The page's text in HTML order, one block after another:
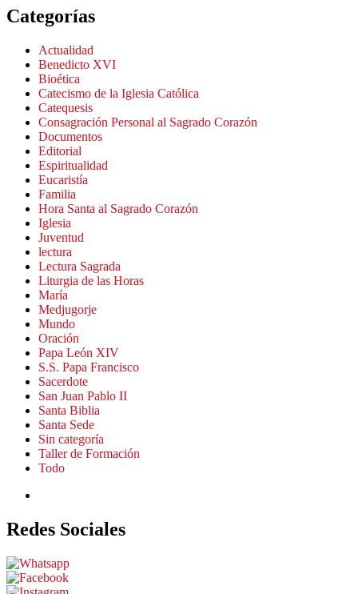
Categorías
Actualidad
Benedicto XVI
Bioética
Catecismo de la Iglesia Católica
Catequesis
Consagración Personal al Sagrado Corazón
Documentos
Editorial
Espiritualidad
Eucaristía
Familia
Hora Santa al Sagrado Corazón
Iglesia
Juventud
lectura
Lectura Sagrada
Liturgia de las Horas
María
Medjugorje
Mundo
Oración
Papa León XIV
S.S. Papa Francisco
Sacerdote
San Juan Pablo II
Santa Biblia
Santa Sede
Sin categoría
Taller de Formación
Todo
Redes Sociales